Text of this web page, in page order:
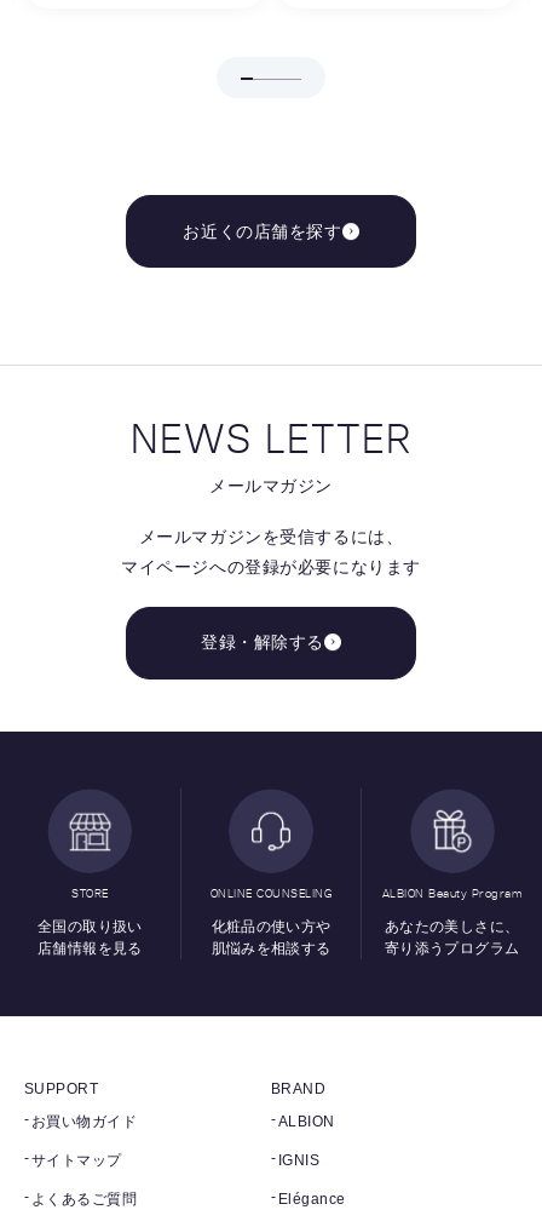
お近くの店舗を探す
NEWS LETTER
メールマガジン
メールマガジンを受信するには、
マイページへの登録が必要になります
登録・解除する
STORE
全国の取り扱い
店舗情報を見る
ONLINE COUNSELING
化粧品の使い方や
肌悩みを相談する
ALBION Beauty Program
あなたの美しさに、
寄り添うプログラム
SUPPORT
お買い物ガイド
サイトマップ
よくあるご質問
BRAND
ALBION
IGNIS
Elégance